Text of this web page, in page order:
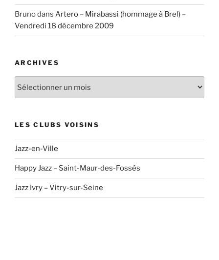
Brunodans Artero – Mirabassi (hommage à Brel) –
Vendredi 18 décembre 2009
ARCHIVES
LES CLUBS VOISINS
Jazz-en-Ville
Happy Jazz – Saint-Maur-des-Fossés
Jazz Ivry – Vitry-sur-Seine